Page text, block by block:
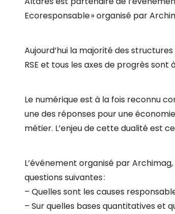
Ecoresponsable » organisé par
Aujourd’hui la majorité des
RSE et tous les axes de progrès sont
Le numérique est à la fois reconnu
une des réponses pour une
métier. L’enjeu de cette dualité est
L’événement organisé par
questions suivantes :
– Quelles sont les causes
– Sur quelles bases quantitatives et